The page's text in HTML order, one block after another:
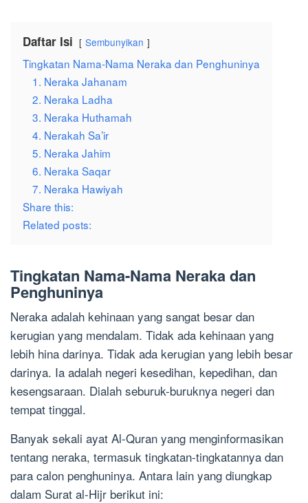
Daftar Isi Sembunyikan
Tingkatan Nama-Nama Neraka dan Penghuninya
1. Neraka Jahanam
2. Neraka Ladha
3. Neraka Huthamah
4. Nerakah Sa’ir
5. Neraka Jahim
6. Neraka Saqar
7. Neraka Hawiyah
Share this:
Related posts:
Tingkatan Nama-Nama Neraka dan
Penghuninya
Neraka adalah kehinaan yang sangat besar dan
kerugian yang mendalam. Tidak ada kehinaan yang
lebih hina darinya. Tidak ada kerugian yang lebih besar
darinya. Ia adalah negeri kesedihan, kepedihan, dan
kesengsaraan. Dialah seburuk-buruknya negeri dan
tempat tinggal.
Banyak sekali ayat Al-Quran yang menginformasikan
tentang neraka, termasuk tingkatan-tingkatannya dan
para calon penghuninya. Antara lain yang diungkap
dalam Surat al-Hijr berikut ini: